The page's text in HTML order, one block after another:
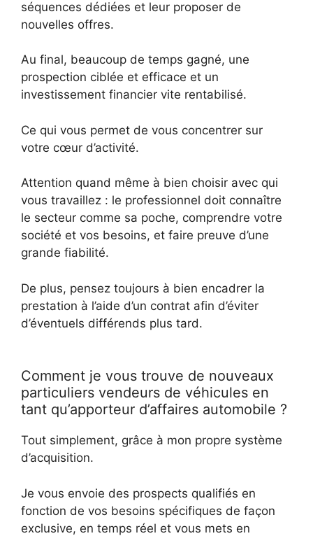
séquences dédiées et leur proposer de
nouvelles offres.
Au final, beaucoup de temps gagné, une
prospection ciblée et efficace et un
investissement financier vite rentabilisé.
Ce qui vous permet de vous concentrer sur
votre cœur d’activité.
Attention quand même à bien choisir avec qui
vous travaillez : le professionnel doit connaître
le secteur comme sa poche, comprendre votre
société et vos besoins, et faire preuve d’une
grande fiabilité.
De plus, pensez toujours à bien encadrer la
prestation à l’aide d’un contrat afin d’éviter
d’éventuels différends plus tard.
Comment je vous trouve de nouveaux
particuliers vendeurs de véhicules en
tant qu’apporteur d’affaires automobile ?
Tout simplement, grâce à mon propre système
d’acquisition.
Je vous envoie des prospects qualifiés en
fonction de vos besoins spécifiques de façon
exclusive, en temps réel et vous mets en